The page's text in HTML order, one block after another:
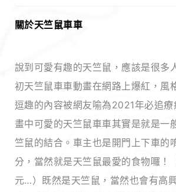
關於天竺鼠車車
說到可愛有趣的天竺鼠，應該是很多
初天竺鼠車車動畫在網路上爆紅，風
逗趣的內容被網友喻為2021年必追
畫中可愛的天竺鼠車車其實是就是一
竺鼠的結合。車主也是開門上下車的
分，當然就是天竺鼠最愛的食物囉！
元…）既然是天竺鼠，當然也會有高